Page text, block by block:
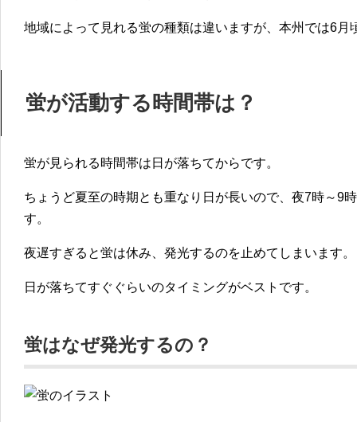
地域によって見れる蛍の種類は違いますが、本州では6月
蛍が活動する時間帯は？
蛍が見られる時間帯は日が落ちてからです。
ちょうど夏至の時期とも重なり日が長いので、 夜7時～9
す。
夜遅すぎると蛍は休み、発光するのを止めてしまいます。
日が落ちてすぐぐらいのタイミングがベストです。
蛍はなぜ発光するの？